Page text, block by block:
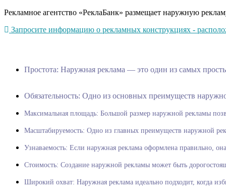
Рекламное агентство «РеклаБанк» размещает наружную
Запросите информацию о рекламных конструкциях -
Простота: Наружная реклама —
Обязательность: Одно из основных преимуществ
Максимальная площадь: Большой размер наружной рекламы
Масштабируемость: Одно из главных преимуществ наружной
Узнаваемость: Если наружная реклама оформлена правильно,
Стоимость: Создание наружной рекламы может быть
Широкий охват: Наружная реклама идеально подходит, когда